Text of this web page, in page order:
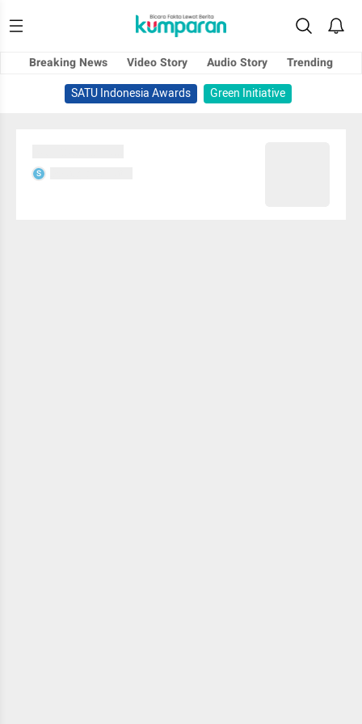
Breaking News Video Story Audio Story
Trending
SATU Indonesia Awards
Green Initiative
S